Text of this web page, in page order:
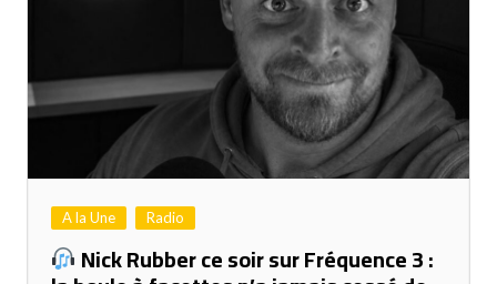
A la Une Radio
Nick Rubber ce soir sur Fréquence 3 :